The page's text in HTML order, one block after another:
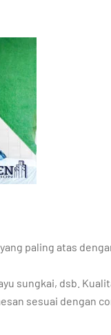
paling atas
sungkai, dsb.
sesuai dengan